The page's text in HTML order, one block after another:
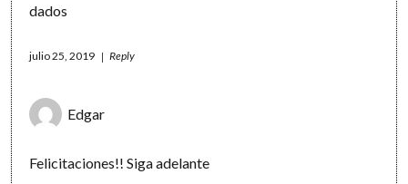
dados
julio 25, 2019 Reply
Edgar
Felicitaciones!! Siga adelante